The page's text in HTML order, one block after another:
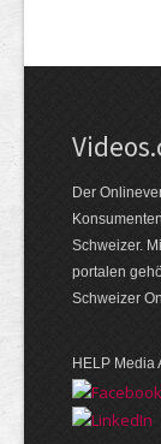
Der
Schweizer.
portalen
Schweizer
HELP Media